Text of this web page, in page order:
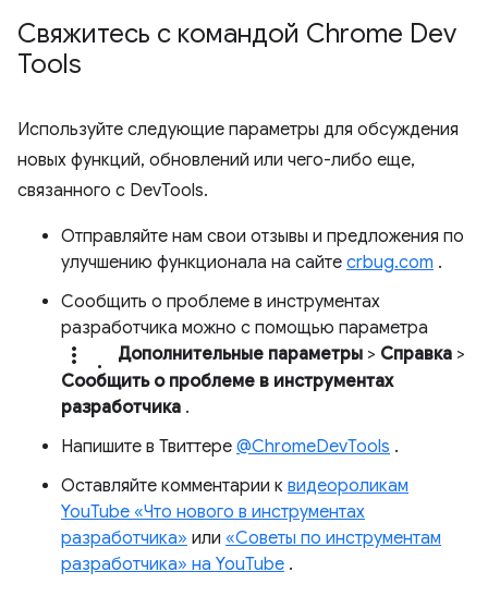
Свяжитесь с командой Chrome Dev
Tools
Используйте следующие параметры для обсуждения
новых функций, обновлений или чего-либо еще,
связанного с DevTools.
Отправляйте нам свои отзывы и предложения по
улучшению функционала на сайте crbug.com .
Сообщить о проблеме в инструментах
разработчика можно с помощью параметра
more_vert. Дополнительные параметры > Справка >
Сообщить о проблеме в инструментах
разработчика .
Напишите в Твиттере @ChromeDevTools .
Оставляйте комментарии к видеороликам
YouTube «Что нового в инструментах
разработчика» или «Советы по инструментам
разработчика» на YouTube .